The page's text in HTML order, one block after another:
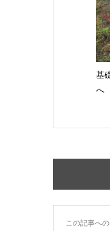
基
へ
この記事へ